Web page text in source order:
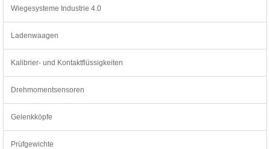
Wiegesysteme Industrie 4.0
Ladenwaagen
Kalibrier- und Kontaktflüssigkeiten
Drehmomentsensoren
Gelenkköpfe
Prüfgewichte